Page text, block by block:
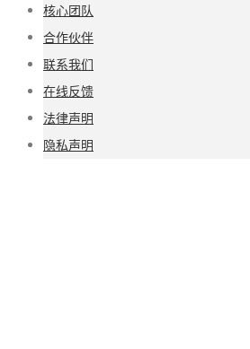
核心团队
合作伙伴
联系我们
在线反馈
法律声明
隐私声明